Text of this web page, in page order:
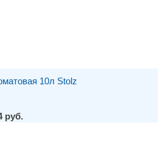
10л Stolz
руб.